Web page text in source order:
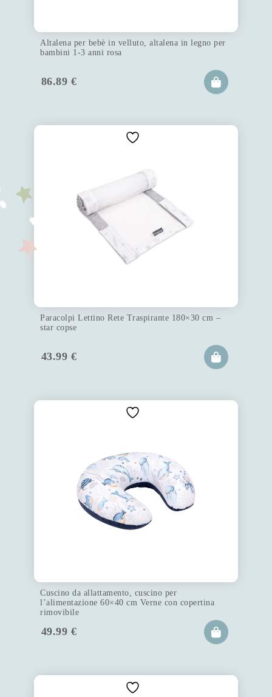
Altalena per bebè in velluto, altalena in legno per
bambini 1-3 anni rosa
86.89 €
Paracolpi Lettino Rete Traspirante 180×30 cm –
star copse
43.99 €
Cuscino da allattamento, cuscino per
l’alimentazione 60×40 cm Verne con copertina
rimovibile
49.99 €